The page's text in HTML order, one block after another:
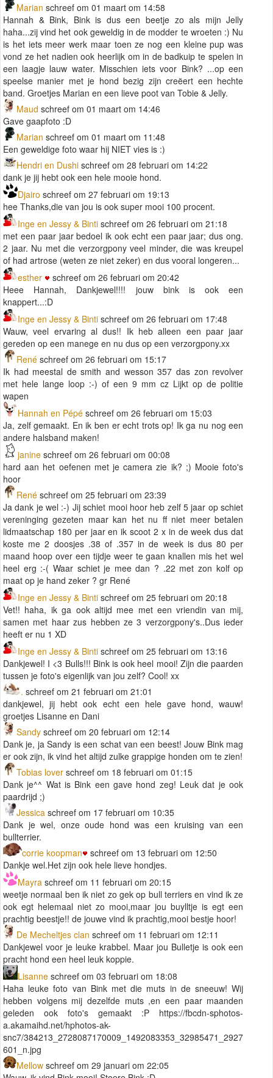
Marian schreef om 01 maart om 14:58
Hannah & Bink, Bink is dus een beetje zo als mijn Jelly
haha...zij vind het ook geweldig in de modder te wroeten :) Nu
is het iets meer werk maar toen ze nog een kleine pup was
vond ze het nadien ook heerlijk om in de badkuip te spelen in
een laagje lauw water. Misschien iets voor Bink? ...op een
speelse manier met je hond bezig zijn creëert een hechte
band. Groetjes Marian en een lieve poot van Tobie & Jelly.
Maud schreef om 01 maart om 14:46
Gave gaapfoto :D
Marian schreef om 01 maart om 11:48
Een geweldige foto waar hij NIET vies is :)
Hendri en Dushi schreef om 28 februari om 14:22
dank je jij hebt ook een hele mooie hond.
Djairo schreef om 27 februari om 19:13
hee Thanks,die van jou is ook super mooi 100 procent.
Inge en Jessy & Binti schreef om 26 februari om 21:18
met een paar jaar bedoel ik ook echt een paar jaar; dus ong.
2 jaar. Nu met die verzorgpony veel minder, die was kreupel
of had artrose (weten ze niet zeker) en dus vooral longeren...
esther
schreef om 26 februari om 20:42
Heee Hannah, Dankjewel!!!! jouw bink is ook een
knappert...:D
Inge en Jessy & Binti schreef om 26 februari om 17:48
Wauw, veel ervaring al dus!! Ik heb alleen een paar jaar
gereden op een manege en nu dus op een verzorgpony.xx
René schreef om 26 februari om 15:17
Ik had meestal de smith and wesson 357 das zon revolver
met hele lange loop :-) of een 9 mm cz Lijkt op de politie
wapen
Hannah en Pépé schreef om 26 februari om 15:03
Ja, zelf gemaakt. En ik ben er echt trots op! Ik ga nu nog een
andere halsband maken!
janine schreef om 26 februari om 00:08
hard aan het oefenen met je camera zie ik? ;) Mooie foto's
hoor
René schreef om 25 februari om 23:39
Ja dank je wel :-) Jij schiet mooi hoor heb zelf 5 jaar op schiet
vereninging gezeten maar kan het nu ff niet meer betalen
lidmaatschap 180 per jaar en ik scoot 2 x in de week dus dat
koste me 2 doosjes .38 of .357 in de week is dus 80 per
maand hoop over een tijdje weer te gaan knallen mis het wel
heel erg :-( Waar schiet je mee dan ? .22 met zon kolf op
maat op je hand zeker ? gr René
Inge en Jessy & Binti schreef om 25 februari om 20:18
Vet!! haha, ik ga ook altijd mee met een vriendin van mij,
samen met haar zus hebben ze 3 verzorgpony's..Dus ieder
heeft er nu 1 XD
Inge en Jessy & Binti schreef om 25 februari om 13:16
Dankjewel! I <3 Bulls!!! Bink is ook heel mooi! Zijn die paarden
tussen je foto's eigenlijk van jou zelf? Cool! xx
. schreef om 21 februari om 21:01
dankjewel, jij hebt ook echt een hele gave hond, wauw!
groetjes Lisanne en Dani
Sandy schreef om 20 februari om 12:14
Dank je, ja Sandy is een schat van een beest! Jouw Bink mag
er ook zijn, ik vind het altijd zulke grappige honden om te zien!
Tobias lover schreef om 18 februari om 01:15
Dank je^^ Wat is Bink een gave hond zeg! Leuk dat je ook
paardrijd ;)
Jessica schreef om 17 februari om 10:35
Dank je wel, onze oude hond was een kruising van een
bullterrier.
corrie koopman
schreef om 13 februari om 12:50
Dankje wel.Het zijn ook hele lieve hondjes.
Mayra schreef om 11 februari om 20:15
weetje normaal ben ik niet zo gek op bull terriers en vind ik ze
ook egt helemaal niet zo mooi,maar jou buylltje is egt een
prachtig beestje!! de jouwe vind ik prachtig,mooi bestje hoor!
De Mecheltjes clan schreef om 11 februari om 12:11
Dankjewel voor je leuke krabbel. Maar jou Bulletje is ook een
pracht hond een heel leuk koppie.
Lisanne schreef om 03 februari om 18:08
Haha leuke foto van Bink met die muts in de sneeuw! Wij
hebben volgens mij dezelfde muts ,en een paar maanden
geleden ook foto's gemaakt :P https://fbcdn-sphotos-
a.akamaihd.net/hphotos-ak-
snc7/384213_2728087170009_1492083353_32985471_2927
601_n.jpg
Mellow schreef om 29 januari om 22:05